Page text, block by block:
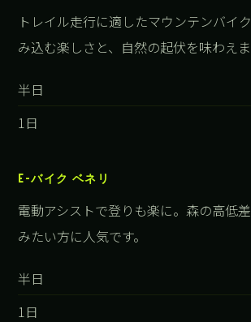
トレイル走行に適したマウンテンバイ
み込む楽しさと、自然の起伏を味わえま
半日
1日
E-バイク ベネリ
電動アシストで登りも楽に。森の高低
みたい方に人気です。
半日
1日